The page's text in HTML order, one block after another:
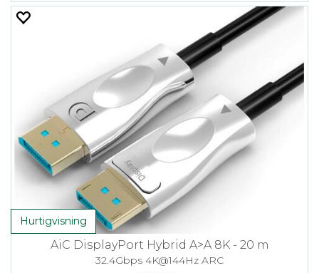
Hurtigvisning
AiC DisplayPort Hybrid A>A 8K - 20 m
32.4Gbps 4K@144Hz ARC